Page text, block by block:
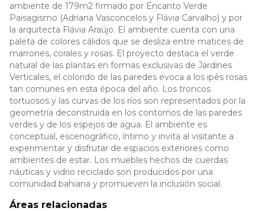
ambiente de 179m2 firmado por Encanto Verde
Paisagismo (Adriana Vasconcelos y Flávia Carvalho) y por
la arquitecta Flávia Araújo. El ambiente cuenta con una
paleta de colores cálidos que se desliza entre matices de
marrones, corales y rosas. El proyecto destaca el verde
natural de las plantas en formas exclusivas de Jardines
Verticales, el colorido de las paredes evoca a los ipês rosas
tan comunes en esta época del año. Los troncos
tortuosos y las curvas de los ríos son representados por la
geometría deconstruida en los contornos de las paredes
verdes y de los espejos de agua. El ambiente es
conceptual, escenográfico, íntimo y invita al visitante a
experimentar y disfrutar de espacios exteriores como
ambientes de estar. Los muebles hechos de cuerdas
náuticas y vidrio reciclado son producidos por una
comunidad bahiana y promueven la inclusión social.
Áreas relacionadas